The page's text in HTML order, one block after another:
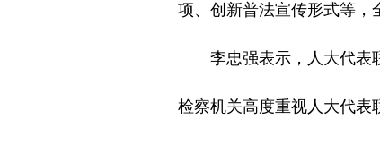
项、创新普法宣传形式等，
李忠强表示，人大代表
检察机关高度重视人大代表